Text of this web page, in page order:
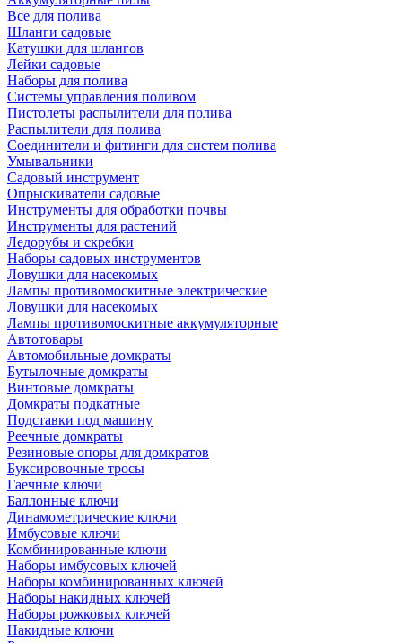
Все для полива
Шланги садовые
Катушки для шлангов
Лейки садовые
Наборы для полива
Системы управления поливом
Пистолеты распылители для полива
Распылители для полива
Соединители и фитинги для систем полива
Умывальники
Садовый инструмент
Опрыскиватели садовые
Инструменты для обработки почвы
Инструменты для растений
Ледорубы и скребки
Наборы садовых инструментов
Ловушки для насекомых
Лампы противомоскитные электрические
Ловушки для насекомых
Лампы противомоскитные аккумуляторные
Автотовары
Автомобильные домкраты
Бутылочные домкраты
Винтовые домкраты
Домкраты подкатные
Подставки под машину
Реечные домкраты
Резиновые опоры для домкратов
Буксировочные тросы
Гаечные ключи
Баллонные ключи
Динамометрические ключи
Имбусовые ключи
Комбинированные ключи
Наборы имбусовых ключей
Наборы комбинированных ключей
Наборы накидных ключей
Наборы рожковых ключей
Накидные ключи